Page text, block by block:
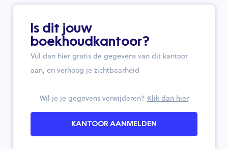
Is dit jouw
boekhoudkantoor?
Vul dan hier gratis de gegevens van dit kantoor
aan, en verhoog je zichtbaarheid
Wil je je gegevens verwijderen? Klik dan hier
KANTOOR AANMELDEN